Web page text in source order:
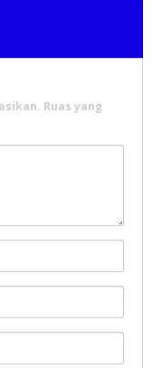
Ruas yang